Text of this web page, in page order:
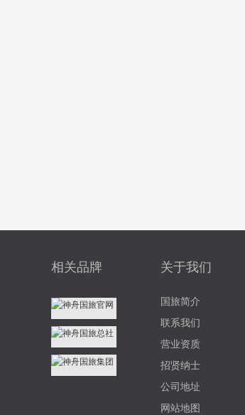
相关品牌 关于我们
国旅简介
联系我们
营业资质
招贤纳士
公司地址
网站地图